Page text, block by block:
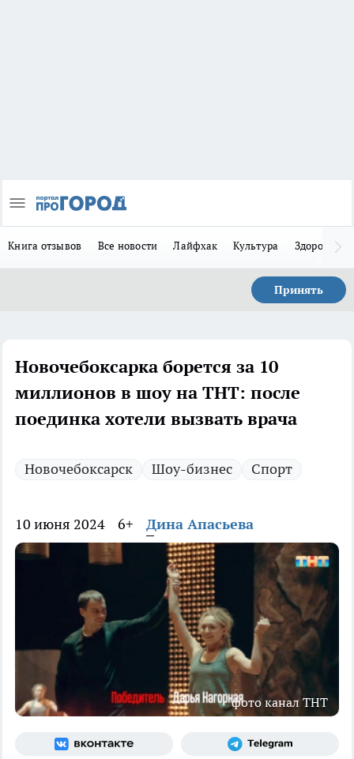
Книга отзывов Все новости Лайфхак Культура Здоровье
Принять
Новочебоксарка борется за 10
миллионов в шоу на ТНТ: после
поединка хотели вызвать врача
Новочебоксарск Шоу-бизнес Спорт
10 июня 2024 6+ Дина Апасьева
фото канал ТНТ